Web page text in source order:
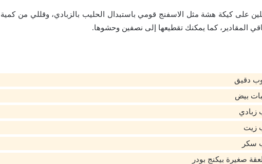
على كيكة هشة مثل الاسفنج قومي باستبدال الحليب بالزبادي، وقللي من
المقادير، كما يمكنك تقطيعها إلى نصفين وحشوها.
زبادي
زيت
سكر